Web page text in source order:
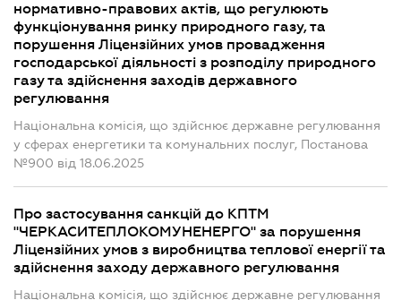
нормативно-правових актів, що регулюють
функціонування ринку природного газу, та
порушення Ліцензійних умов провадження
господарської діяльності з розподілу природного
газу та здійснення заходів державного
регулювання
Національна комісія, що здійснює державне регулювання
у сферах енергетики та комунальних послуг, Постанова
№900 від 18.06.2025
Про застосування санкцій до КПТМ
"ЧЕРКАСИТЕПЛОКОМУНЕНЕРГО" за порушення
Ліцензійних умов з виробництва теплової енергії та
здійснення заходу державного регулювання
Національна комісія, що здійснює державне регулювання